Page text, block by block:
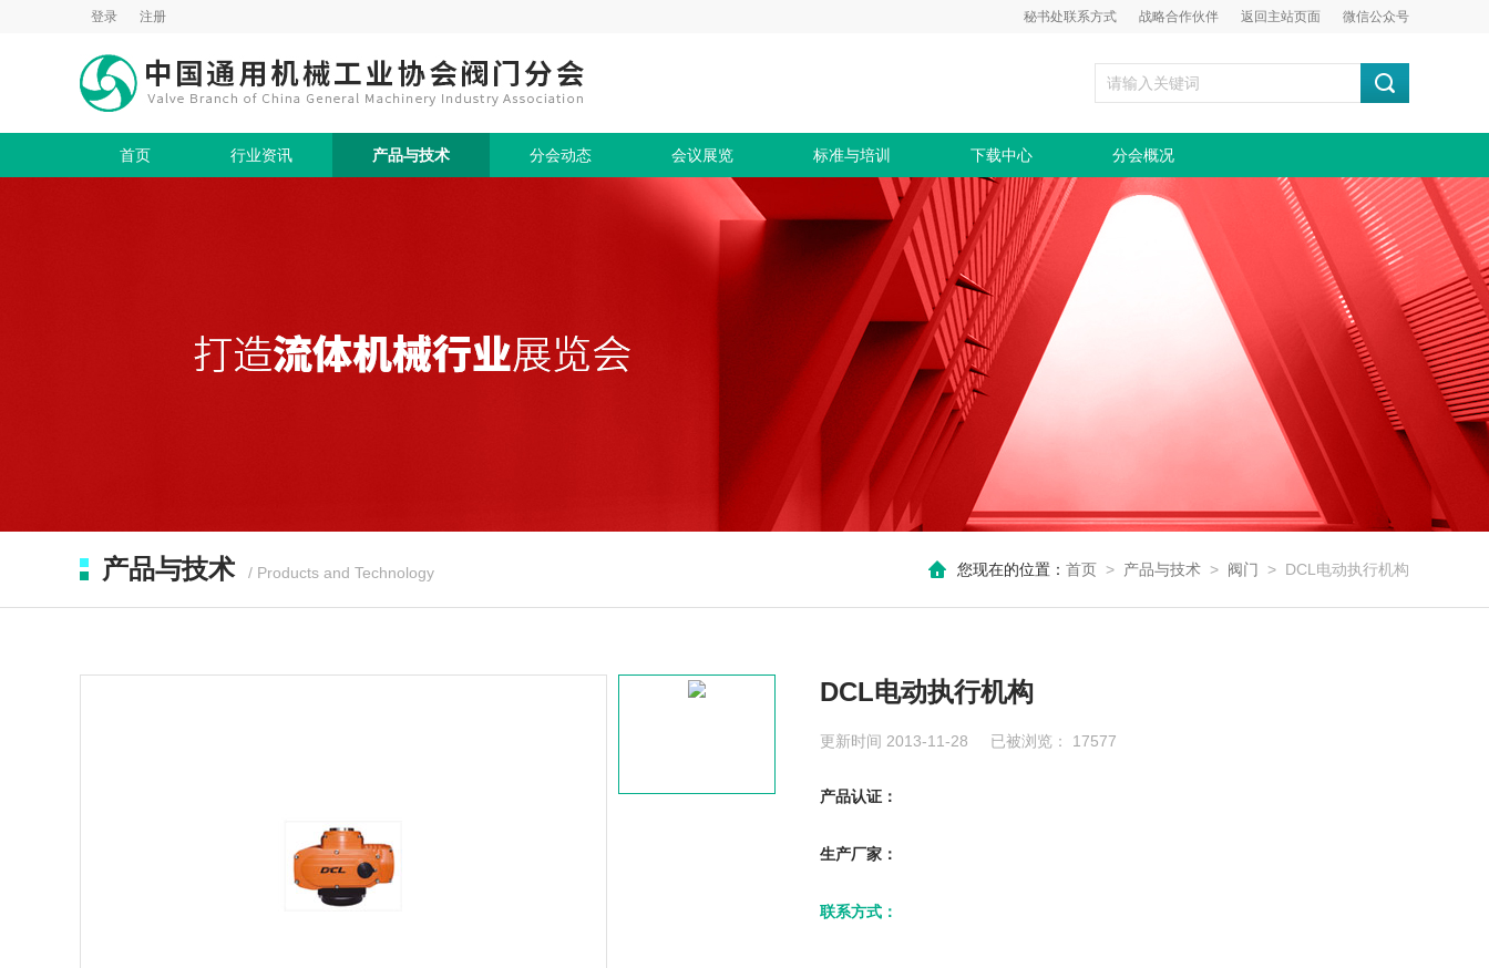
登录 注册 微信公众号
秘书处联系方式 战略合作伙伴 返回主站页面
首页 行业资讯 产品与技术 分会动态 会议展览 标准与培训 下载中心 分会概况
产品与技术 / Products and Technology 您现在的位置： 首页 > 产品与技术 > 阀门 > DCL电动执行机构
DCL电动执行机构
更新时间 2013-11-28 已被浏览： 17577
产品认证：
生产厂家：
联系方式：